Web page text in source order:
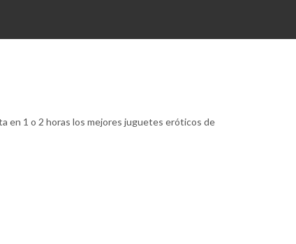
en 1 o 2 horas los mejores juguetes eróticos de